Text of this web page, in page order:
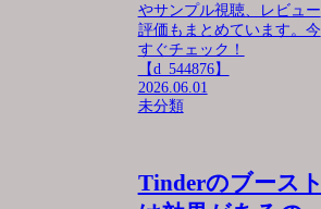
やサンプル視聴、レビュー
評価もまとめています。今
すぐチェック！
【d_544876】
2026.06.01
未分類
Tinderのブースト